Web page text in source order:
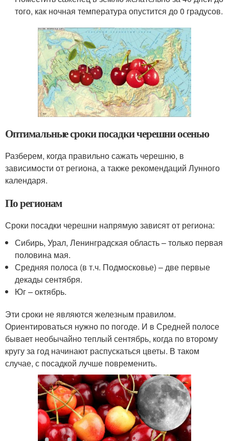
того, как ночная температура опустится до 0 градусов.
Оптимальные сроки посадки черешни осенью
Разберем, когда правильно сажать черешню, в
зависимости от региона, а также рекомендаций Лунного
календаря.
По регионам
Сроки посадки черешни напрямую зависят от региона:
Сибирь, Урал, Ленинградская область – только первая
половина мая.
Средняя полоса (в т.ч. Подмосковье) – две первые
декады сентября.
Юг – октябрь.
Эти сроки не являются железным правилом.
Ориентироваться нужно по погоде. И в Средней полосе
бывает необычайно теплый сентябрь, когда по второму
кругу за год начинают распускаться цветы. В таком
случае, с посадкой лучше повременить.